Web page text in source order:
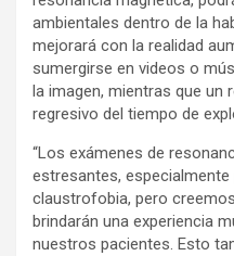
ambientales dentro de la
mejorará con la realidad
sumergirse en videos o
la imagen, mientras que un
regresivo del tiempo de
“Los exámenes de
estresantes,
claustrofobia, pero
brindarán una experiencia
nuestros pacientes. Esto